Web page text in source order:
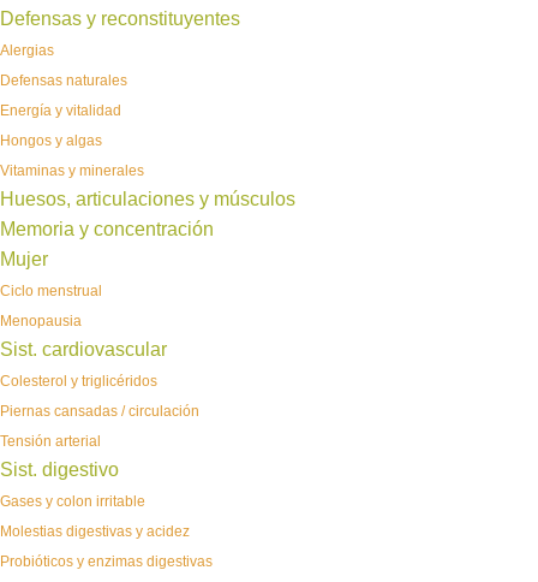
Defensas y reconstituyentes
Alergias
Defensas naturales
Energía y vitalidad
Hongos y algas
Vitaminas y minerales
Huesos, articulaciones y músculos
Memoria y concentración
Mujer
Ciclo menstrual
Menopausia
Sist. cardiovascular
Colesterol y triglicéridos
Piernas cansadas / circulación
Tensión arterial
Sist. digestivo
Gases y colon irritable
Molestias digestivas y acidez
Probióticos y enzimas digestivas